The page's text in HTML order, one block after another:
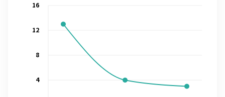
4
8
12
16